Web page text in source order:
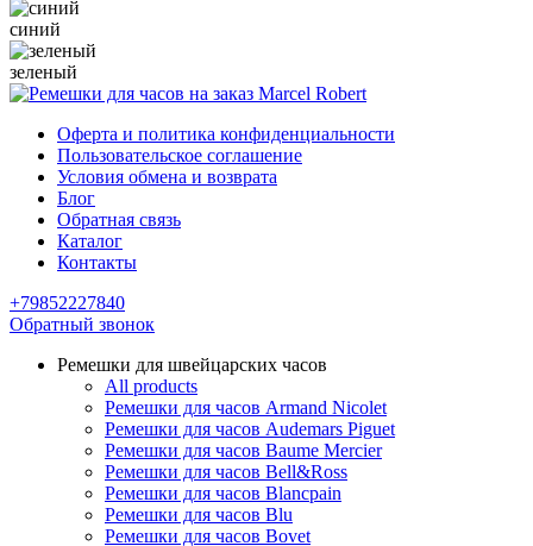
синий
зеленый
Оферта и политика конфиденциальности
Пользовательское соглашение
Условия обмена и возврата
Блог
Обратная связь
Каталог
Контакты
+79852227840
Обратный звонок
Ремешки для швейцарских часов
All products
Ремешки для часов Armand Nicolet
Ремешки для часов Audemars Piguet
Ремешки для часов Baume Mercier
Ремешки для часов Bell&Ross
Ремешки для часов Blancpain
Ремешки для часов Blu
Ремешки для часов Bovet